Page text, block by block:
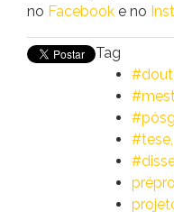
no Facebook e no
Tag
#tese